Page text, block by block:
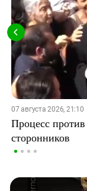
07 августа 2026, 21:10
Процесс
сторонников